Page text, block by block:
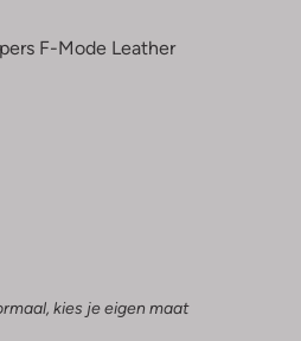
F-Mode Leather
kies je eigen maat